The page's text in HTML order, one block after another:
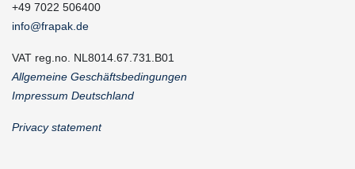
+49 7022 506400
info@frapak.de
VAT reg.no. NL8014.67.731.B01
Allgemeine Geschäftsbedingungen
Impressum Deutschland
Privacy statement